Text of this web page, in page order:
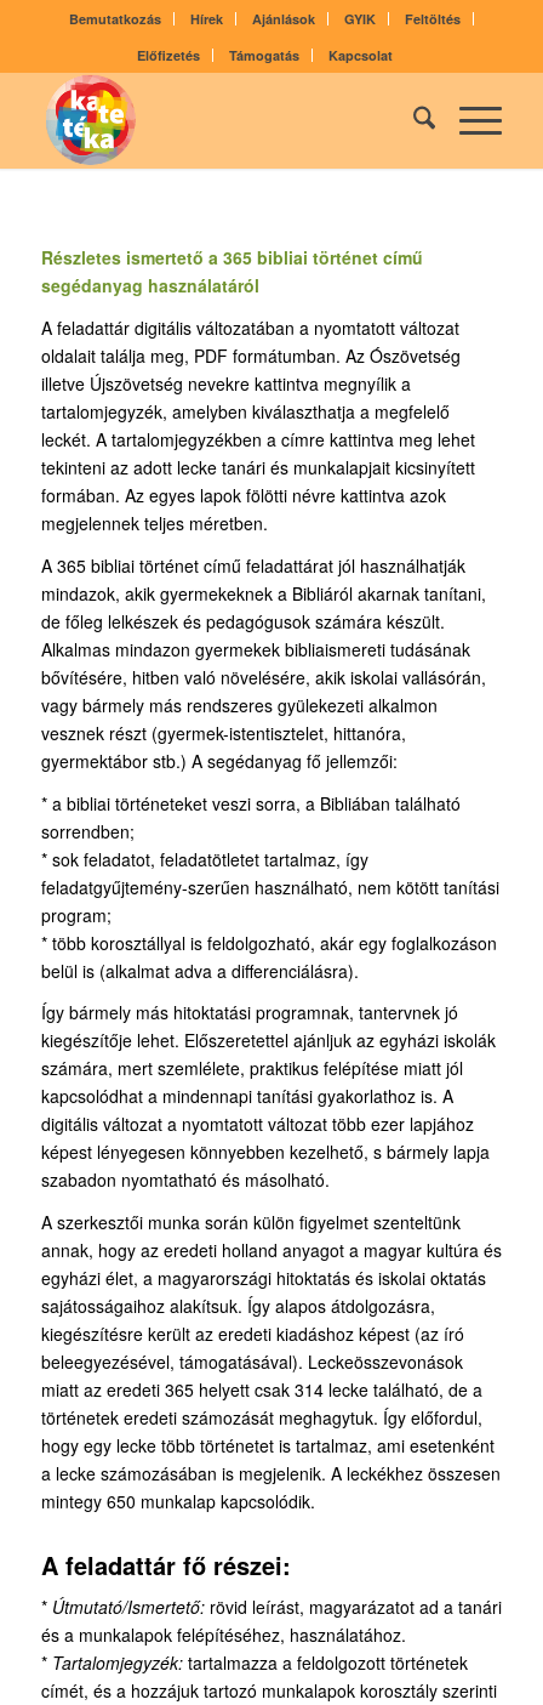
Bemutatkozás Hírek Ajánlások GYIK
Feltöltés
Előfizetés
Támogatás Kapcsolat
Részletes ismertető a 365 bibliai történet című
segédanyag használatáról
A feladattár digitális változatában a nyomtatott változat
oldalait találja meg, PDF formátumban. Az Ószövetség
illetve Újszövetség nevekre kattintva megnyílik a
tartalomjegyzék, amelyben kiválaszthatja a megfelelő
leckét. A tartalomjegyzékben a címre kattintva meg lehet
tekinteni az adott lecke tanári és munkalapjait kicsinyített
formában. Az egyes lapok fölötti névre kattintva azok
megjelennek teljes méretben.
A 365 bibliai történet című feladattárat jól használhatják
mindazok, akik gyermekeknek a Bibliáról akarnak tanítani,
de főleg lelkészek és pedagógusok számára készült.
Alkalmas mindazon gyermekek bibliaismereti tudásának
bővítésére, hitben való növelésére, akik iskolai vallásórán,
vagy bármely más rendszeres gyülekezeti alkalmon
vesznek részt (gyermek-istentisztelet, hittanóra,
gyermektábor stb.) A segédanyag fő jellemzői:
* a bibliai történeteket veszi sorra, a Bibliában található
sorrendben;
* sok feladatot, feladatötletet tartalmaz, így
feladatgyűjtemény-szerűen használható, nem kötött tanítási
program;
* több korosztállyal is feldolgozható, akár egy foglalkozáson
belül is (alkalmat adva a differenciálásra).
Így bármely más hitoktatási programnak, tantervnek jó
kiegészítője lehet. Előszeretettel ajánljuk az egyházi iskolák
számára, mert szemlélete, praktikus felépítése miatt jól
kapcsolódhat a mindennapi tanítási gyakorlathoz is. A
digitális változat a nyomtatott változat több ezer lapjához
képest lényegesen könnyebben kezelhető, s bármely lapja
szabadon nyomtatható és másolható.
A szerkesztői munka során külön figyelmet szenteltünk
annak, hogy az eredeti holland anyagot a magyar kultúra és
egyházi élet, a magyarországi hitoktatás és iskolai oktatás
sajátosságaihoz alakítsuk. Így alapos átdolgozásra,
kiegészítésre került az eredeti kiadáshoz képest (az író
beleegyezésével, támogatásával). Leckeösszevonások
miatt az eredeti 365 helyett csak 314 lecke található, de a
történetek eredeti számozását meghagytuk. Így előfordul,
hogy egy lecke több történetet is tartalmaz, ami esetenként
a lecke számozásában is megjelenik. A leckékhez összesen
mintegy 650 munkalap kapcsolódik.
A feladattár fő részei:
* Útmutató/Ismertető:rövid leírást, magyarázatot ad a tanári
és a munkalapok felépítéséhez, használatához.
* Tartalomjegyzék: tartalmazza a feldolgozott történetek
címét, és a hozzájuk tartozó munkalapok korosztály szerinti